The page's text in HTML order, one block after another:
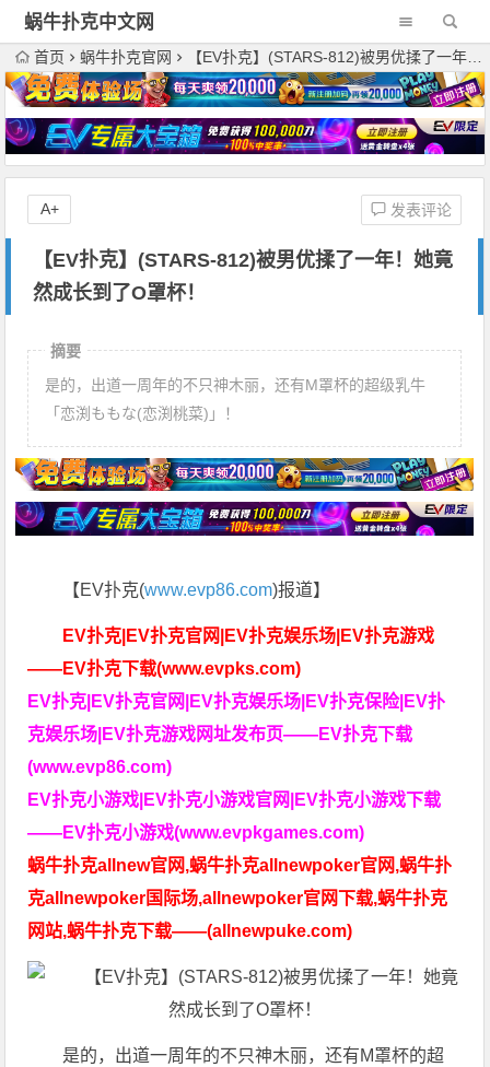
蜗牛扑克中文网
首页 蜗牛扑克官网 【EV扑克】(STARS-812)被男优揉了一年！她竟然成长到了O罩杯！
【EV扑克】(STARS-812)被男优揉了一年！她竟
然成长到了O罩杯！
发表评论
A+
摘要
是的，出道一周年的不只神木丽，还有M罩杯的超级乳牛
「恋渕ももな(恋渕桃菜)」！
【EV扑克(www.evp86.com)报道】
EV扑克|EV扑克官网|EV扑克娱乐场|EV扑克游戏
——EV扑克下载(www.evpks.com)
EV扑克|EV扑克官网|EV扑克娱乐场|EV扑克保险|EV扑
克娱乐场|EV扑克游戏网址发布页——EV扑克下载
(www.evp86.com)
EV扑克小游戏|EV扑克小游戏官网|EV扑克小游戏下载
——EV扑克小游戏(www.evpkgames.com)
蜗牛扑克allnew官网,蜗牛扑克allnewpoker官网,蜗牛扑
克allnewpoker国际场,allnewpoker官网下载,蜗牛扑克
网站,蜗牛扑克下载——(allnewpuke.com)
是的，出道一周年的不只神木丽，还有M罩杯的超